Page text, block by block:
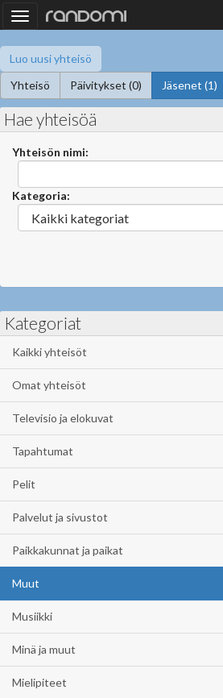
Toggle
navigation
Luo uusi yhteisö
Yhteisö
Päivitykset (0) Jäsenet (1)
Hae yhteisöä
Yhteisön nimi:
Kategoria:
Kategoriat
Kaikki yhteisöt
Omat yhteisöt
Televisio ja elokuvat
Tapahtumat
Pelit
Palvelut ja sivustot
Paikkakunnat ja paikat
Muut
Musiikki
Minä ja muut
Mielipiteet